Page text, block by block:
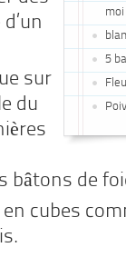
moi
5
sur
du
bâtons de
cubes